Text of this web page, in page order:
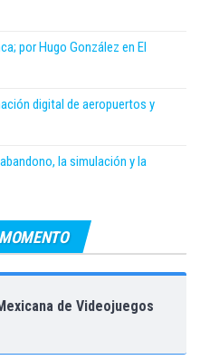
por Hugo González en El
digital de aeropuertos y
la simulación y la
de Videojuegos